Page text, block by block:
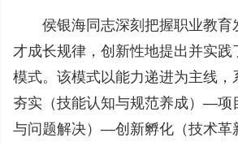
侯银海同志深刻把握职业教育
才成长规律，创新性地提出并实践
模式。该模式以能力递进为主线，
夯实（技能认知与规范养成）—项
与问题解决）—创新孵化（技术革